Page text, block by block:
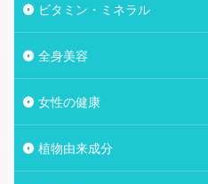
ビタミン・ミネラル
全身美容
女性の健康
植物由来成分